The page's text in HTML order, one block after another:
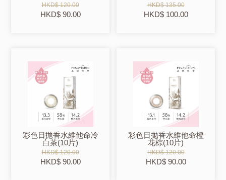
HKD$ 120.00
HKD$ 90.00
HKD$ 135.00
HKD$ 100.00
彩色日拋香水維他命冷
白茶(10片)
HKD$ 120.00
HKD$ 90.00
彩色日拋香水維他命橙
花棕(10片)
HKD$ 120.00
HKD$ 90.00